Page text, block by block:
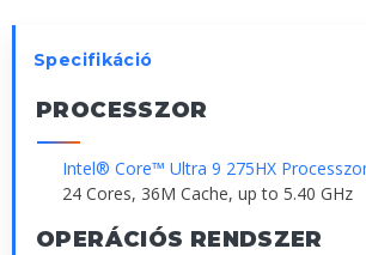
Specifikáció
PROCESSZOR
Intel® Core™ Ultra 9 275HX
24 Cores, 36M Cache, up to 5.40 GHz
OPERÁCIÓS RENDSZER